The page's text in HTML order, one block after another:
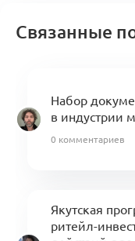
Связанные
Набор
в индустрии
0 комментариев
Якутская
ритейл-